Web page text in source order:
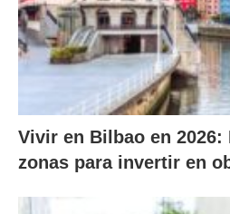
Vivir en Bilbao en 2026:
zonas para invertir en